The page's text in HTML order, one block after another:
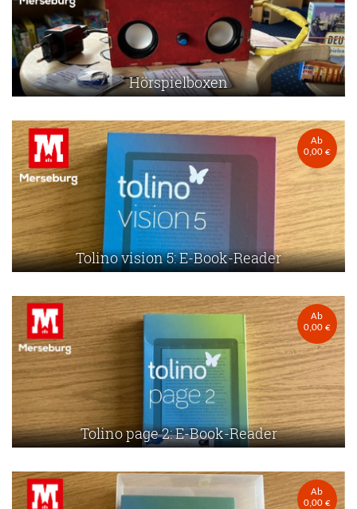
Hörspielboxen
Tolino vision 5: E-Book-Reader
Ab
0,00 €
Tolino page 2: E-Book-Reader
Ab
0,00 €
Ab
0,00 €